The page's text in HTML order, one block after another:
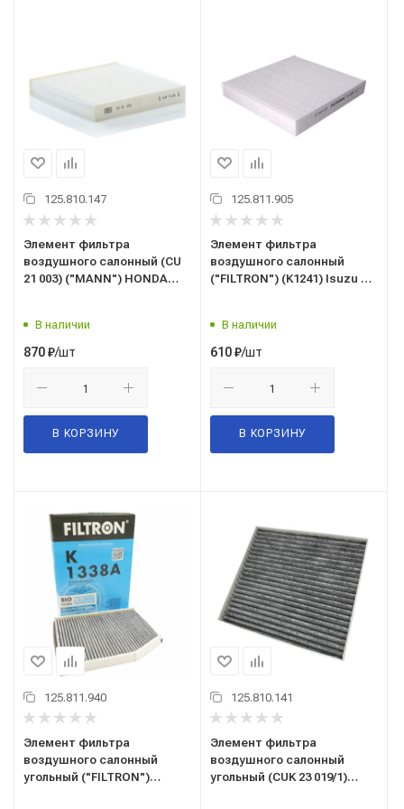
125.810.147
Элемент фильтра
воздушного салонный (CU
21 003) ("MANN") HONDA
CU21003
В наличии
870₽/шт
В КОРЗИНУ
125.811.905
Элемент фильтра
воздушного салонный
("FILTRON") (K1241) Isuzu D-
5904608802415, CU2141,
FP2141, GB9930, 1987432216,
В наличии
610₽/шт
В КОРЗИНУ
125.811.940
Элемент фильтра
воздушного салонный
угольный ("FILTRON")
125.810.141
Элемент фильтра
воздушного салонный
угольный (CUK 23 019/1)